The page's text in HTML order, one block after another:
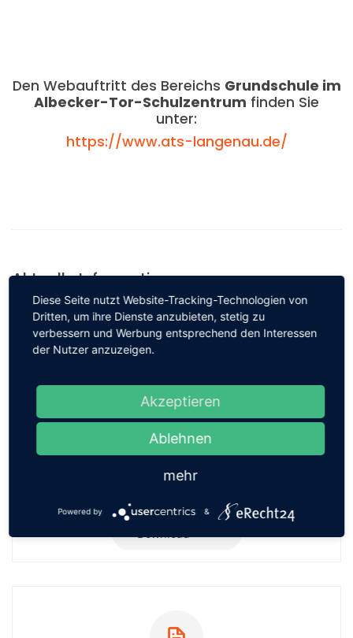
Den Webauftritt des Bereichs Grundschule im
Albecker-Tor-Schulzentrum finden Sie
unter:
https://www.ats-langenau.de/
Aktuelle Informationen:
Ferienplan 2026-27
-330 KB
Diese Seite nutzt Website-Tracking-Technologien von
Dritten, um ihre Dienste anzubieten, stetig zu
verbessern und Werbung entsprechend den Interessen
der Nutzer anzuzeigen.
Akzeptieren
Ablehnen
mehr
Powered by &